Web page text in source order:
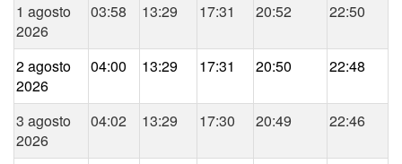
1 agosto
2026
03:58 13:29 17:31 20:52 22:50
2 agosto
2026
04:00 13:29 17:31 20:50 22:48
3 agosto
2026
04:02 13:29 17:30 20:49 22:46